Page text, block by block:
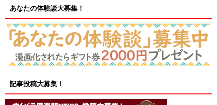
あなたの体験談大募集！
記事投稿大募集！